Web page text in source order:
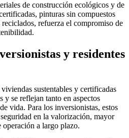
de construcción ecológicos y de
pinturas sin compuestos
refuerza el compromiso de
y residentes
sustentables y certificadas
se reflejan tanto en aspectos
vida. Para los inversionistas, estos
en la valorización, mayor
operación a largo plazo.